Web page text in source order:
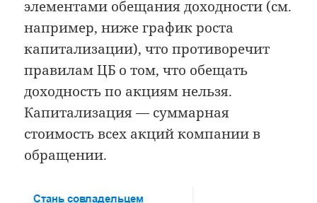
элементами обещания доходности (см.
например, ниже график роста
капитализации), что противоречит
правилам ЦБ о том, что обещать
доходность по акциям нельзя.
Капитализация — суммарная
стоимость всех акций компании в
обращении.